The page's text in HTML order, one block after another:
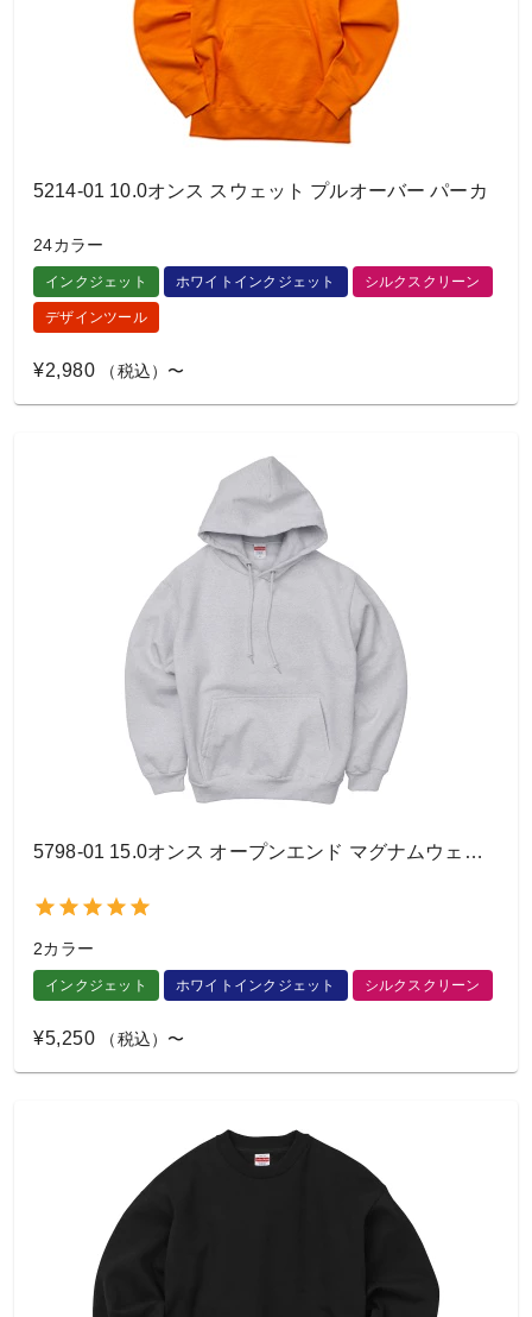
5214-01 10.0オンス スウェット プルオーバー パーカ
24カラー
インクジェット ホワイトインクジェット シルクスクリーン
デザインツール
¥2,980 （税込）〜
5798-01 15.0オンス オープンエンド マグナムウェイト スウェット プルオーバー パーカ（裏起毛）
2カラー
インクジェット ホワイトインクジェット シルクスクリーン
¥5,250 （税込）〜